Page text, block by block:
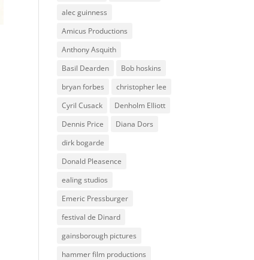
alec guinness
Amicus Productions
Anthony Asquith
Basil Dearden
Bob hoskins
bryan forbes
christopher lee
Cyril Cusack
Denholm Elliott
Dennis Price
Diana Dors
dirk bogarde
Donald Pleasence
ealing studios
Emeric Pressburger
festival de Dinard
gainsborough pictures
hammer film productions